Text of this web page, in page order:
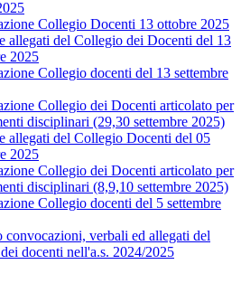
Collegio Docenti 13 ottobre 2025
allegati del Collegio dei Docenti del 13
2025
Collegio docenti del 13 settembre
Collegio dei Docenti articolato per
disciplinari (29,30 settembre 2025)
allegati del Collegio Docenti del 05
2025
Collegio dei Docenti articolato per
disciplinari (8,9,10 settembre 2025)
Collegio docenti del 5 settembre
verbali ed allegati del
docenti nell'a.s. 2024/2025